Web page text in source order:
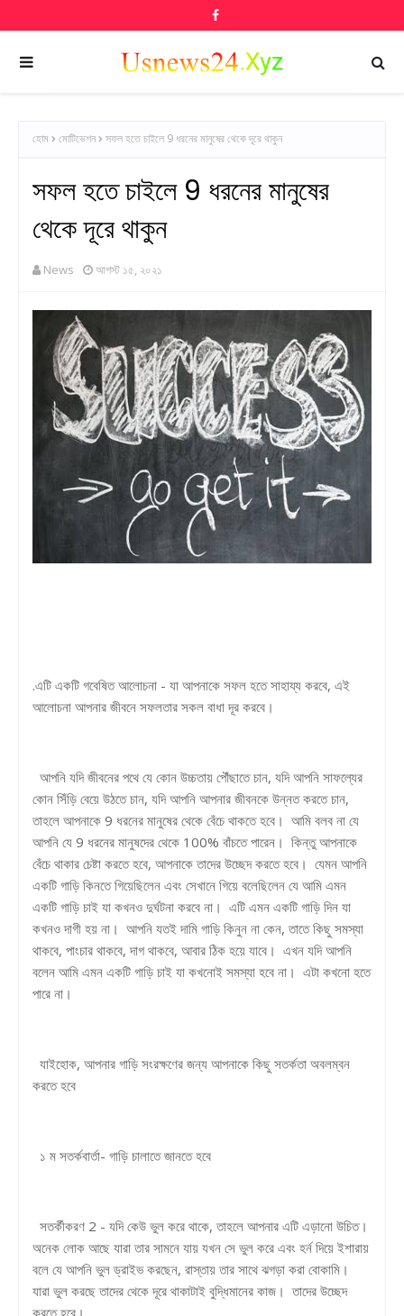
হোম মোটিভেশন সফল হতে চাইলে 9 ধরনের মানুষের থেকে দূরে থাকুন
সফল হতে চাইলে 9 ধরনের মানুষের
থেকে দূরে থাকুন
News আগস্ট ১৫, ২০২১
.এটি একটি গবেষিত আলোচনা - যা আপনাকে সফল হতে সাহায্য করবে, এই
আলোচনা আপনার জীবনে সফলতার সকল বাধা দূর করবে।
আপনি যদি জীবনের পথে যে কোন উচ্চতায় পৌঁছাতে চান, যদি আপনি সাফল্যের
কোন সিঁড়ি বেয়ে উঠতে চান, যদি আপনি আপনার জীবনকে উন্নত করতে চান,
তাহলে আপনাকে 9 ধরনের মানুষের থেকে বেঁচে থাকতে হবে। আমি বলব না যে
আপনি যে 9 ধরনের মানুষদের থেকে 100% বাঁচতে পারেন। কিন্তু আপনাকে
বেঁচে থাকার চেষ্টা করতে হবে, আপনাকে তাদের উচ্ছেদ করতে হবে। যেমন আপনি
একটি গাড়ি কিনতে গিয়েছিলেন এবং সেখানে গিয়ে বলেছিলেন যে আমি এমন
একটি গাড়ি চাই যা কখনও দুর্ঘটনা করবে না। এটি এমন একটি গাড়ি দিন যা
কখনও দাগী হয় না। আপনি যতই দামি গাড়ি কিনুন না কেন, তাতে কিছু সমস্যা
থাকবে, পাংচার থাকবে, দাগ থাকবে, আবার ঠিক হয়ে যাবে। এখন যদি আপনি
বলেন আমি এমন একটি গাড়ি চাই যা কখনোই সমস্যা হবে না। এটা কখনো হতে
পারে না।
যাইহোক, আপনার গাড়ি সংরক্ষণের জন্য আপনাকে কিছু সতর্কতা অবলম্বন
করতে হবে
১ ম সতর্কবার্তা- গাড়ি চালাতে জানতে হবে
সতর্কীকরণ 2 - যদি কেউ ভুল করে থাকে, তাহলে আপনার এটি এড়ানো উচিত।
অনেক লোক আছে যারা তার সামনে যায় যখন সে ভুল করে এবং হর্ন দিয়ে ইশারায়
বলে যে আপনি ভুল ড্রাইভ করছেন, রাস্তায় তার সাথে ঝগড়া করা বোকামি।
যারা ভুল করছে তাদের থেকে দূরে থাকাটাই বুদ্ধিমানের কাজ। তাদের উচ্ছেদ
করতে হবে।